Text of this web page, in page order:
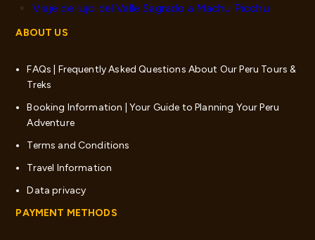
Viaje de lujo del Valle Sagrado a Machu Picchu
ABOUT US
FAQs | Frequently Asked Questions About Our Peru Tours &
Treks
Booking Information | Your Guide to Planning Your Peru
Adventure
Terms and Conditions
Travel Information
Data privacy
PAYMENT METHODS